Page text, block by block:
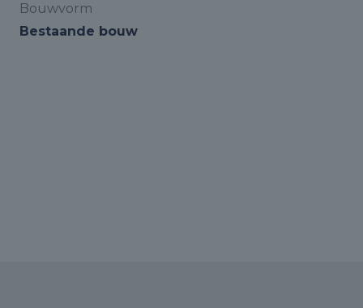
Bouwvorm
Bestaande bouw